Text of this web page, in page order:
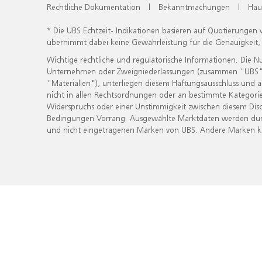
Rechtliche Dokumentation | Bekanntmachungen |
* Die UBS Echtzeit- Indikationen basieren auf
übernimmt dabei keine Gewährleistung für die
Wichtige rechtliche und regulatorische Informationen. Die
Unternehmen oder Zweigniederlassungen (zusammen
"Materialien"), unterliegen diesem Haftungsausschluss
nicht in allen Rechtsordnungen oder an bestimmte
Widerspruchs oder einer Unstimmigkeit zwischen diesem
Bedingungen Vorrang. Ausgewählte Marktdaten werden
und nicht eingetragenen Marken von UBS. Andere Marken